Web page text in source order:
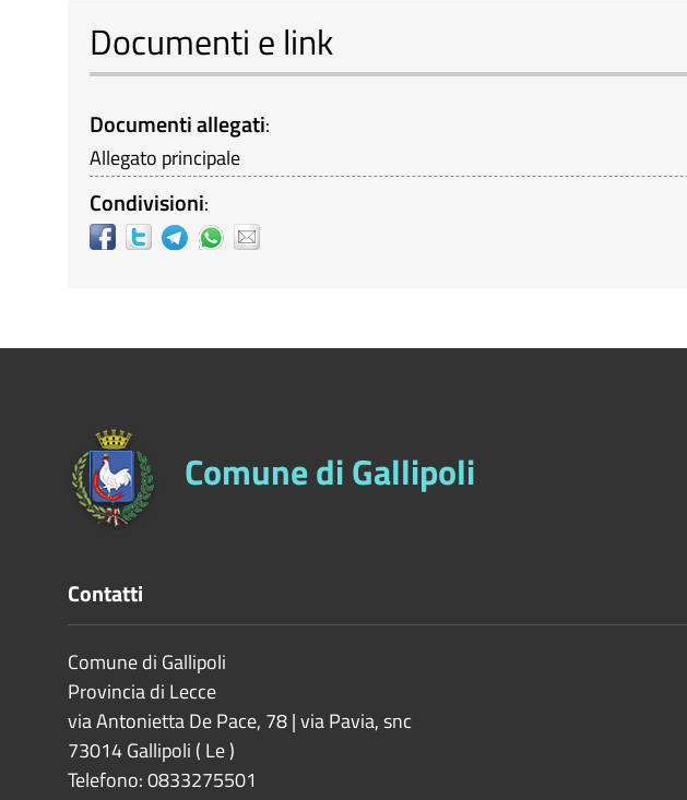
Documenti e link
Documenti allegati:
Allegato principale
Condivisioni:
Comune di Gallipoli
Contatti
Comune di Gallipoli
Provincia di Lecce
via Antonietta De Pace, 78 | via Pavia, snc
73014Gallipoli ( Le)
Telefono: 0833275501